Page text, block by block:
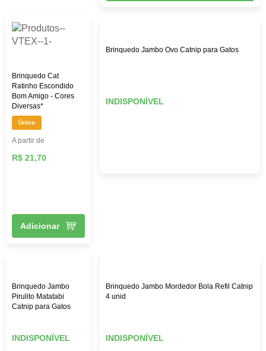
Brinquedo Cat
Ratinho Escondido
Bom Amigo - Cores
Diversas*
Único
A partir de
R$ 21,70
Adicionar
Brinquedo Jambo Ovo Catnip para Gatos
INDISPONÍVEL
Brinquedo Jambo
Pirulito Matatabi
Catnip para Gatos
INDISPONÍVEL
Brinquedo Jambo Mordedor Bola Refil Catnip
4 unid
INDISPONÍVEL